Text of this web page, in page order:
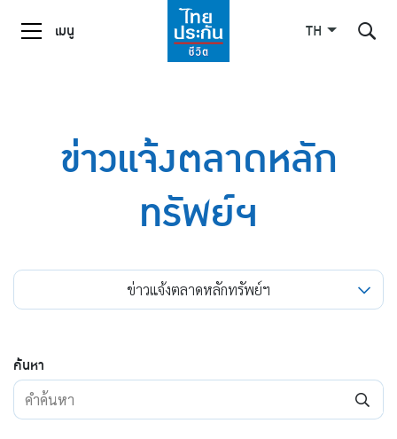
เมนู TH
ข่าวแจ้งตลาดหลัก
ทรัพย์ฯ
ข่าวแจ้งตลาดหลักทรัพย์ฯ
ค้นหา